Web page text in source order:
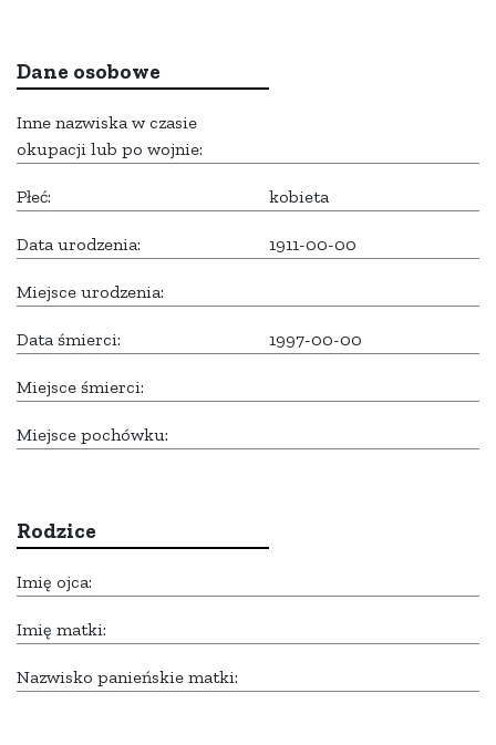
Dane osobowe
Inne nazwiska w czasie
okupacji lub po wojnie:
Płeć: kobieta
Data urodzenia: 1911-00-00
Miejsce urodzenia:
Data śmierci: 1997-00-00
Miejsce śmierci:
Miejsce pochówku:
Rodzice
Imię ojca:
Imię matki:
Nazwisko panieńskie matki: